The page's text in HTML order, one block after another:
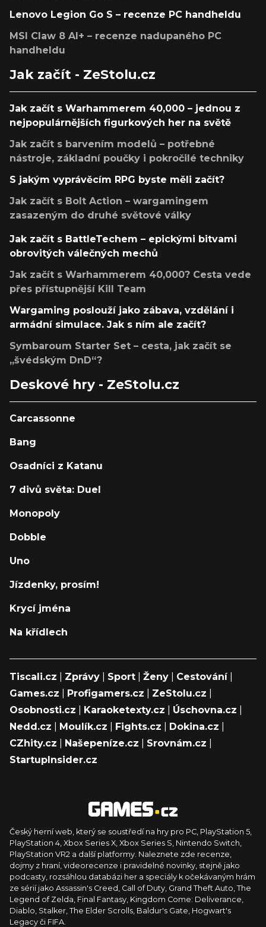
Lenovo Legion Go S – recenze PC handheldu
MSI Claw 8 AI+ – recenze nadupaného PC
handheldu
Jak začít - ZeStolu.cz
Jak začít s Warhammerem 40,000 – jednou z
nejpopulárnějších figurkových her na světě
Jak začít s barvením modelů – potřebné
nástroje, základní poučky i pokročilé techniky
S jakým vyprávěcím RPG byste měli začít?
Jak začít s Bolt Action – wargamingem
zasazeným do druhé světové války
Jak začít s BattleTechem – epickými bitvami
obrovitých válečných mechů
Jak začít s Warhammerem 40,000? Cesta vede
přes přístupnější Kill Team
Wargaming poslouží jako zábava, vzdělání i
armádní simulace. Jak s ním ale začít?
Symbaroum Starter Set – cesta, jak začít se
„švédským DnD“?
Deskové hry - ZeStolu.cz
Carcassonne
Bang
Osadníci z Katanu
7 divů světa: Duel
Monopoly
Dobble
Uno
Jízdenky, prosím!
Krycí jména
Na křídlech
Tiscali.cz Zprávy Sport Ženy Cestování|
Games.cz
Profigamers.cz ZeStolu.cz
Osobnosti.cz
Karaoketexty.cz Úschovna.cz
Nedd.cz
Moulík.cz Fights.cz Dokina.cz
CZhity.cz
Našepeníze.cz Srovnám.cz
StartupInsider.cz
Český herní web, který se soustředí na hry pro PC, PlayStation 5,
PlayStation 4, Xbox Series X, Xbox Series S, Nintendo Switch,
PlayStation VR2 a další platformy. Naleznete zde recenze,
dojmy z hraní, videorecenze i pravidelné novinky, stejně jako
podcasty, rozsáhlou databázi her a speciály k očekávaným hrám
ze sérií jako Assassin's Creed, Call of Duty, Grand Theft Auto, The
Legend of Zelda, Final Fantasy, Kingdom Come: Deliverance,
Diablo, Stalker, The Elder Scrolls, Baldur's Gate, Hogwart's
Legacy či FIFA.